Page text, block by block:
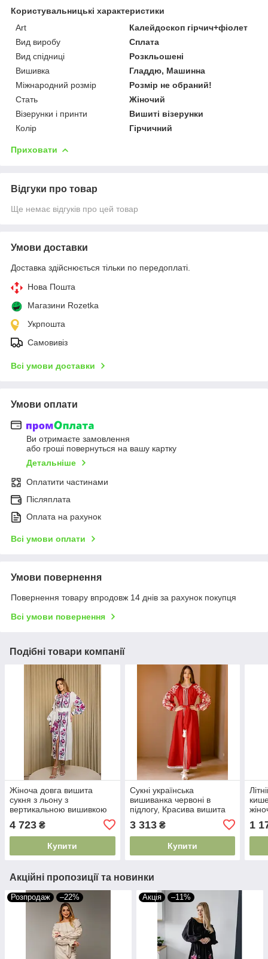
Користувальницькі характеристики
Art
Калейдоскоп гірчич+фіолет
Вид виробу
Сплата
Вид спідниці
Розкльошені
Вишивка
Гладдю, Машинна
Міжнародний розмір
Розмір не обраний!
Стать
Жіночий
Візерунки і принти
Вишиті візерунки
Колір
Гірчичний
Приховати
Відгуки про товар
Ще немає відгуків про цей товар
Умови доставки
Доставка здійснюється тільки по передоплаті.
Нова Пошта
Магазини Rozetka
Укрпошта
Самовивіз
Всі умови доставки
Умови оплати
Ви отримаєте замовлення
або гроші повернуться на вашу картку
Детальніше
Оплатити частинами
Післяплата
Оплата на рахунок
Всі умови оплати
Умови повернення
Повернення товару впродовж 14 днів за рахунок покупця
Всі умови повернення
Подібні товари компанії
Жіноча довга вишита
сукня з льону з
вертикальною вишивкою
розміри S M L XL XXL
4 723 ₴
Купити
Сукні українська
вишиванка червоні в
підлогу, Красива вишита
довгими рукавами
3 313₴
Купити
1
Акційні пропозиції та новинки
Розпродаж –22% Акція –11%